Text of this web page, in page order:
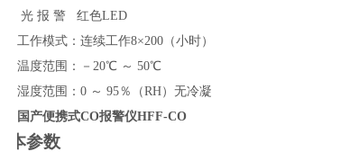
光 报 警 红色LED
工作模式：连续工作8×200（小时）
温度范围：－20℃ ～ 50℃
湿度范围：0 ～ 95％（RH）无冷凝
国产便携式CO报警仪HFF-CO
基本参数